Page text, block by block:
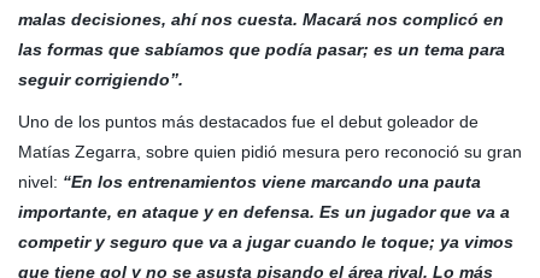
malas decisiones, ahí nos cuesta. Macará nos complicó en
las formas que sabíamos que podía pasar; es un tema para
seguir corrigiendo”.
Uno de los puntos más destacados fue el debut goleador de
Matías Zegarra, sobre quien pidió mesura pero reconoció su gran
nivel: “En los entrenamientos viene marcando una pauta
importante, en ataque y en defensa. Es un jugador que va a
competir y seguro que va a jugar cuando le toque; ya vimos
que tiene gol y no se asusta pisando el área rival. Lo más